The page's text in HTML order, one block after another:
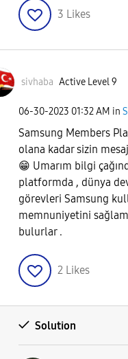
3 Likes
sivhaba Active Level 9
‎06-30-2023 01:32 AM in
Samsung Members
olana kadar sizin
😁 Umarım bilgi
platformda , dünya
görevleri Samsung
memnuniyetini
bulurlar .
2 Likes
Solution